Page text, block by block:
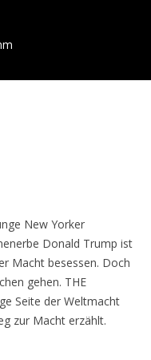
New Yorker
Donald Trump ist
Macht besessen. Doch
gehen. THE
Seite der Weltmacht
zur Macht erzählt.